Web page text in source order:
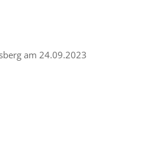
am 24.09.2023